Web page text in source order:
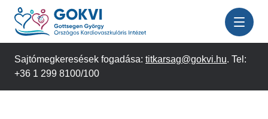
Ugrás
tartalomra
Sajtómegkeresések fogadása: titkarsag@gokvi.hu. Tel:
+36 1 299 8100/100